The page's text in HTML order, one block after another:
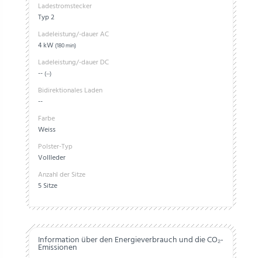
Ladestromstecker
Typ 2
Ladeleistung/-dauer AC
4 kW(180 min)
Ladeleistung/-dauer DC
--(--)
Bidirektionales Laden
--
Farbe
Weiss
Polster-Typ
Vollleder
Anzahl der Sitze
5 Sitze
Information über den Energieverbrauch und die CO₂-
Emissionen